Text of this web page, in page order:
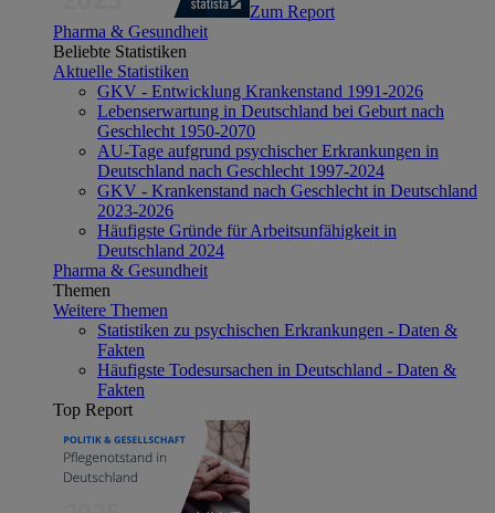
Zum Report
Pharma & Gesundheit
Beliebte Statistiken
Aktuelle Statistiken
GKV - Entwicklung Krankenstand 1991-2026
Lebenserwartung in Deutschland bei Geburt nach
Geschlecht 1950-2070
AU-Tage aufgrund psychischer Erkrankungen in
Deutschland nach Geschlecht 1997-2024
GKV - Krankenstand nach Geschlecht in Deutschland
2023-2026
Häufigste Gründe für Arbeitsunfähigkeit in
Deutschland 2024
Pharma & Gesundheit
Themen
Weitere Themen
Statistiken zu psychischen Erkrankungen - Daten &
Fakten
Häufigste Todesursachen in Deutschland - Daten &
Fakten
Top Report